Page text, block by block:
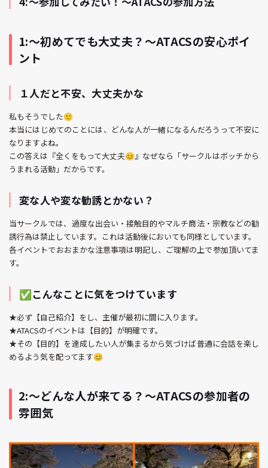
1:〜初めてでも大丈夫？〜ATACSの安心ポイ
ント
１人だと不安、大丈夫かな
私もそうでした🙂
本当にはじめてのことには、どんな人が一緒になるんだろうって不安に
なりますよね。
この答えは『全くをもって大丈夫😊』なぜなら「サークルはボッチから
うまれる活動」だからです。
変な人や変な勧誘とかない？
当サークルでは、過度な出会い・接触目的やマルチ商法・宗教などの勧
誘行為は禁止しています。これは活動後においても同様としています。
各イベントでおおまかな注意事項は明記し、ご理解の上で参加頂いてま
す。
✅こんなことに気をつけています
★必ず【自己紹介】をし、主催が最初に間に入ります。
★ATACSのイベントは【目的】が明確です。
★その【目的】を達成したい人が集まるから気づけば普通に会話を楽し
めるよう気を配ってます😊
2:〜どんな人が来てる？〜ATACSの参加者の
雰囲気